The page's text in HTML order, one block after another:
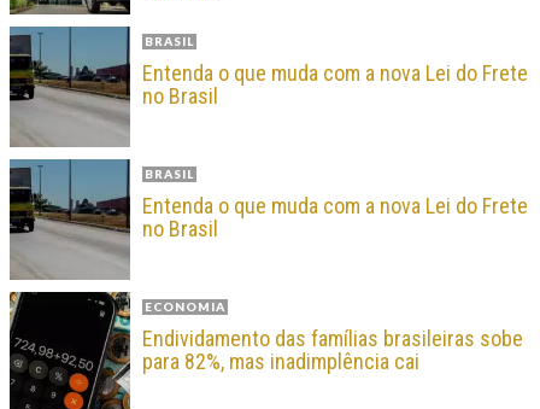
BRASIL
Entenda o que muda com a nova Lei do Frete
no Brasil
BRASIL
Entenda o que muda com a nova Lei do Frete
no Brasil
ECONOMIA
Endividamento das famílias brasileiras sobe
para 82%, mas inadimplência cai